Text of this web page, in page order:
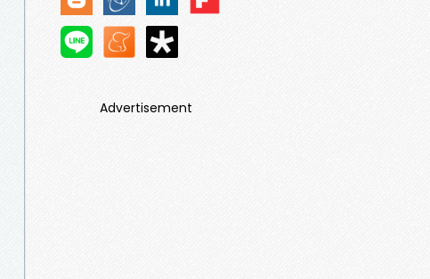
Advertisement